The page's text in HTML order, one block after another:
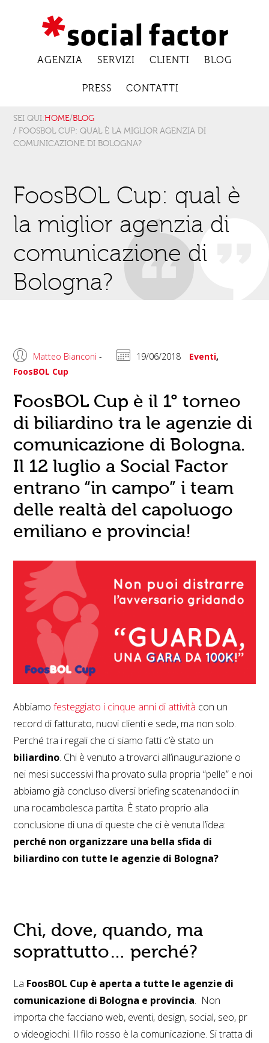
AGENZIA SERVIZI CLIENTI BLOG
PRESS CONTATTI
SEI QUI:HOME/BLOG
/ FOOSBOL CUP: QUAL È LA MIGLIOR AGENZIA DI
COMUNICAZIONE DI BOLOGNA?
FoosBOL Cup: qual è
la miglior agenzia di
comunicazione di
Bologna?
Matteo Bianconi - 19/06/2018 Eventi,
FoosBOL Cup
FoosBOL Cup è il 1° torneo
di biliardino tra le agenzie di
comunicazione di Bologna.
Il 12 luglio a Social Factor
entrano “in campo” i team
delle realtà del capoluogo
emiliano e provincia!
Abbiamofesteggiato i cinque anni di attività con un
record di fatturato, nuovi clienti e sede, ma non solo.
Perché tra i regali che ci siamo fatti c’è stato un
biliardino. Chi è venuto a trovarci all’inaugurazione o
nei mesi successivi l’ha provato sulla propria “pelle” e noi
abbiamo già concluso diversi briefing scatenandoci in
una rocambolesca partita. È stato proprio alla
conclusione di una di queste che ci è venuta l’idea:
perché non organizzare una bella sfida di
biliardino con tutte le agenzie di Bologna?
Chi, dove, quando, ma
soprattutto… perché?
La FoosBOL Cup è aperta a tutte le agenzie di
comunicazione di Bologna e provincia. Non
importa che facciano web, eventi, design, social, seo, pr
o videogiochi. Il filo rosso è la comunicazione. Si tratta di